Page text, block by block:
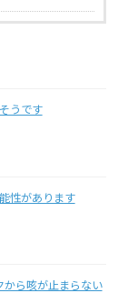
うです
性があります
ら咳が止まらない